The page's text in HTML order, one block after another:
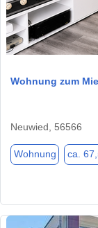
Wohnung zum
Neuwied, 56566
Wohnung ca.